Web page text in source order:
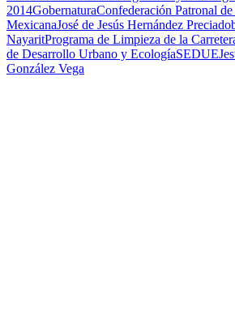
2014GobernaturaConfederación Patronal
MexicanaJosé de Jesús Hernández Preciado
NayaritPrograma de Limpieza de la
de Desarrollo Urbano y EcologíaSEDUE
González Vega